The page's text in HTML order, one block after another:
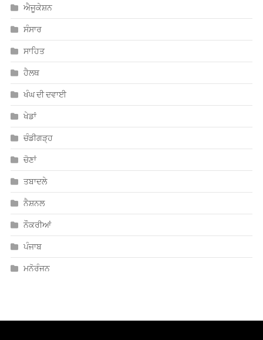
Uncategorized
ਐਜੂਕੇਸ਼ਨ
ਸੰਸਾਰ
ਸਾਹਿਤ
ਹੈਲਥ
ਖੰਘ ਦੀ ਦਵਾਈ
ਖੇਡਾਂ
ਚੰਡੀਗੜ੍ਹ
ਚੋਣਾਂ
ਤਬਾਦਲੇ
ਨੈਸ਼ਨਲ
ਨੌਕਰੀਆਂ